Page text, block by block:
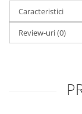
Caracteristici
Review-uri(0)